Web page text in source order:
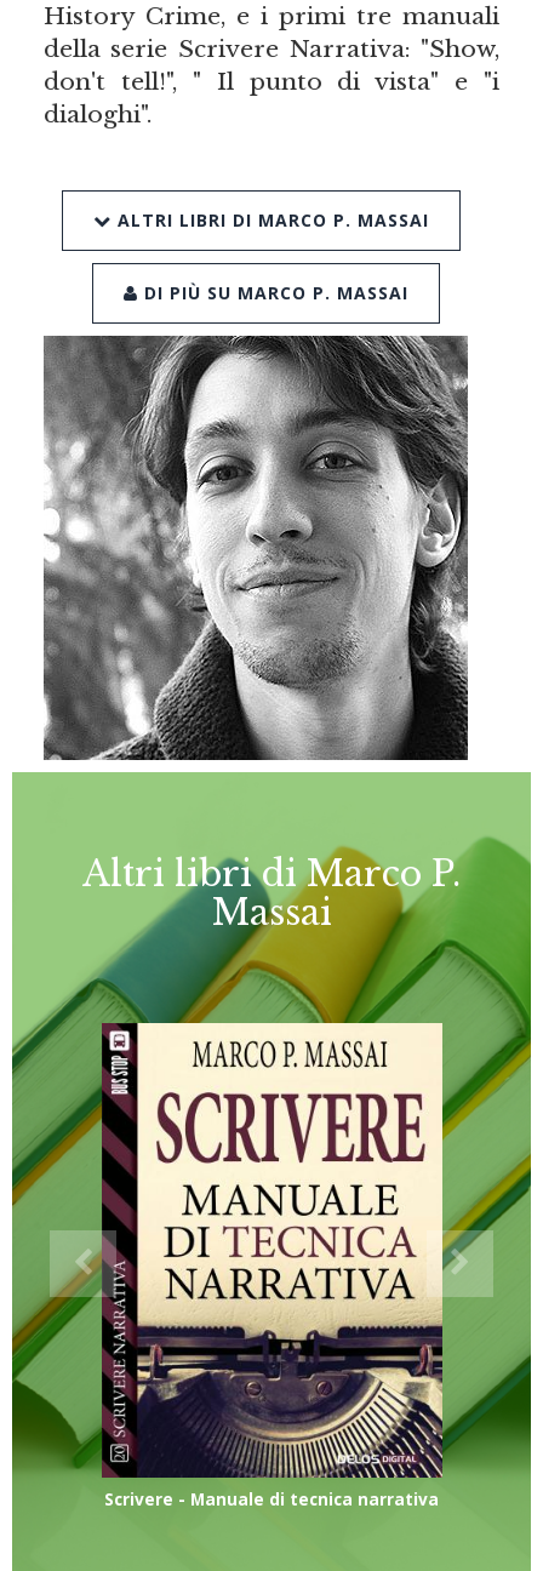
History Crime, e i primi tre manuali
della serie Scrivere Narrativa: "Show,
don't tell!", " Il punto di vista" e "i
dialoghi".
ALTRI LIBRI DI MARCO P. MASSAI
DI PIÙ SU MARCO P. MASSAI
Altri libri di Marco P.
Massai
Scrivere - Manuale di tecnica narrativa